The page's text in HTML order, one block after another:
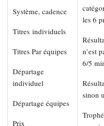
Système, cadence
Titres individuels
Titres Par équipes
Départage
individuel
Départage équipes
Prix
les 6
n’est
6/5
sinon